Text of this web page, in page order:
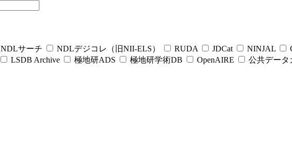
NDLサーチ NDLデジコレ（旧NII-ELS） RUDA JDCat NINJAL
LSDB Archive 極地研ADS 極地研学術DB OpenAIRE 公共データ